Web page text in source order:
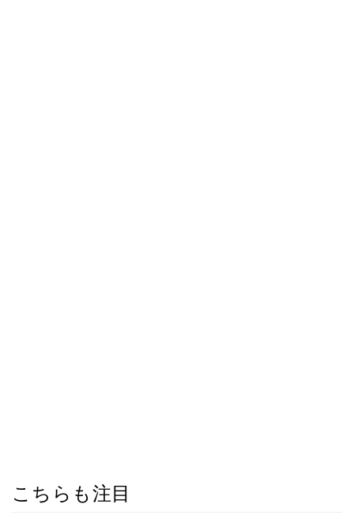
こちらも注目